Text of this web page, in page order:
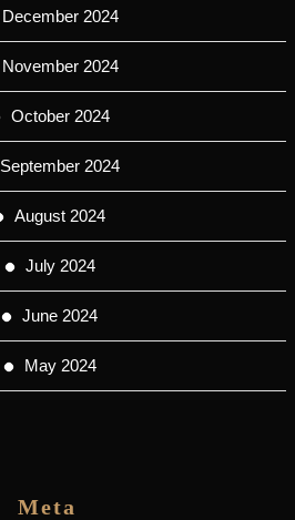
December 2024
November 2024
October 2024
September 2024
August 2024
July 2024
June 2024
May 2024
Meta